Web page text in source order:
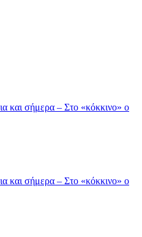
και σήμερα – Στο «κόκκινο» ο
και σήμερα – Στο «κόκκινο» ο